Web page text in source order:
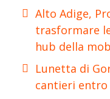
Alto Adige,
trasformare
hub della
Lunetta di
cantieri entro